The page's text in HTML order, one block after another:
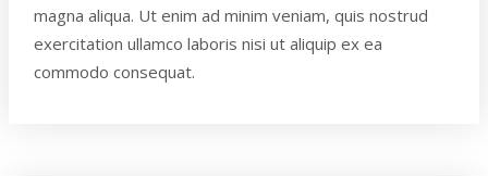
magna aliqua. Ut enim ad minim veniam, quis nostrud
exercitation ullamco laboris nisi ut aliquip ex ea
commodo consequat.